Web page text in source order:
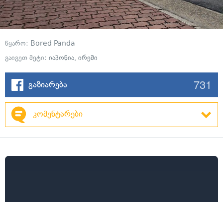
წყარო: Bored Panda
გაიგეთ მეტი: იაპონია, ირემი
გაზიარება 731
კომენტარები